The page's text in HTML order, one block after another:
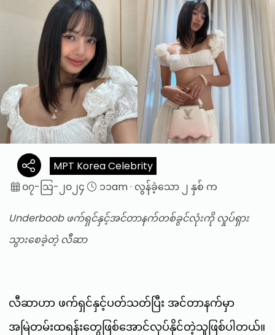
MPT Korea Celebrity
၀၇-သြ-၂၀၂၄
၁၁am· လွန်ခဲ့သော ၂ နှစ် က
Underboob ဖက်ရှင်နှင့်အင်တာနက်တစ်ခွင်လုံးကို လှုပ်ရှား
သွားစေခဲ့တဲ့ လီဆာ
လီဆာဟာ ဖက်ရှင်နှင့်ပတ်သတ်ပြီး အင်တာနက်မှာ
အမြဲတမ်းထရန်းတွေဖြစ်အောင်လုပ်နိုင်တဲ့သူဖြစ်ပါတယ်။